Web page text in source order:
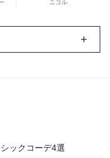
ニコル
ックコーデ4選